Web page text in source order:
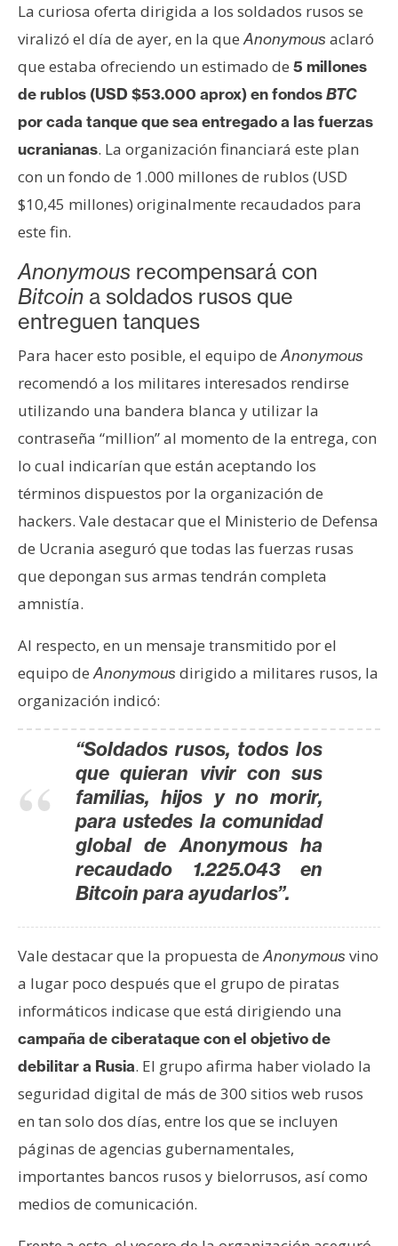
s
i
s
N
o
t
a
s
d
P
r
e
s
a
T
e
m
a
R
c
u
s
o
C
c
t
y
P
u
b
c
i
d
a
La curiosa oferta dirigida a los soldados rusos se
viralizó el día de ayer, en la queAnonymous aclaró
que estaba ofreciendo un estimado de 5 millones
de rublos (USD $53.000 aprox) en fondosBTC
por cada tanque que sea entregado a las fuerzas
ucranianas. La organización financiará este plan
con un fondo de 1.000 millones de rublos (USD
$10,45 millones) originalmente recaudados para
este fin.
Anonymous recompensará con
Bitcoin a soldados rusos que
entreguen tanques
Para hacer esto posible, el equipo deAnonymous
recomendó a los militares interesados rendirse
utilizando una bandera blanca y utilizar la
contraseña “million” al momento de la entrega, con
lo cual indicarían que están aceptando los
términos dispuestos por la organización de
hackers. Vale destacar que el Ministerio de Defensa
de Ucrania aseguró que todas las fuerzas rusas
que depongan sus armas tendrán completa
amnistía.
Al respecto, en un mensaje transmitido por el
equipo deAnonymous dirigido a militares rusos, la
organización indicó:
“Soldados rusos, todos los
que quieran vivir con sus
familias, hijos y no morir,
para ustedes la comunidad
global de Anonymous ha
recaudado 1.225.043 en
Bitcoin para ayudarlos”.
Vale destacar que la propuesta deAnonymous vino
a lugar poco después que el grupo de piratas
informáticos indicase que está dirigiendo una
campaña de ciberataque con el objetivo de
debilitar a Rusia. El grupo afirma haber violado la
seguridad digital de más de 300 sitios web rusos
en tan solo dos días, entre los que se incluyen
páginas de agencias gubernamentales,
importantes bancos rusos y bielorrusos, así como
medios de comunicación.